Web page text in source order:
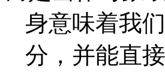
身意味着我
分，并能直